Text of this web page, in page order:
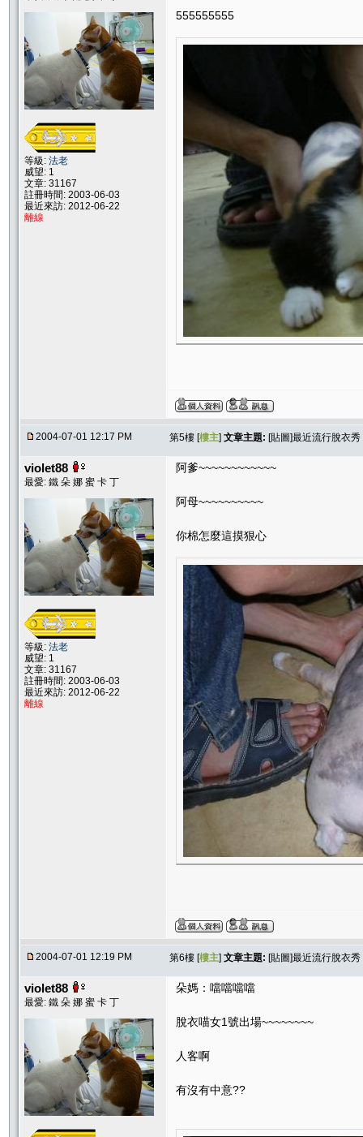
等級: 法老
威望: 1
文章: 31167
註冊時間: 2003-06-03
最近來訪: 2012-06-22
離線
555555555
2004-07-01 12:17 PM 第5樓 [樓主] 文章主題: [貼圖]最近流行脫衣秀
violet88
最愛: 鐵 朵 娜 蜜 卡 丁
等級: 法老
威望: 1
文章: 31167
註冊時間: 2003-06-03
最近來訪: 2012-06-22
離線
阿爹~~~~~~~~~~~~
阿母~~~~~~~~~~
你棉怎麼這摸狠心
2004-07-01 12:19 PM 第6樓 [樓主] 文章主題: [貼圖]最近流行脫衣秀
violet88
最愛: 鐵 朵 娜 蜜 卡 丁
朵媽：噹噹噹噹
脫衣喵女1號出場~~~~~~~~
人客啊
有沒有中意??